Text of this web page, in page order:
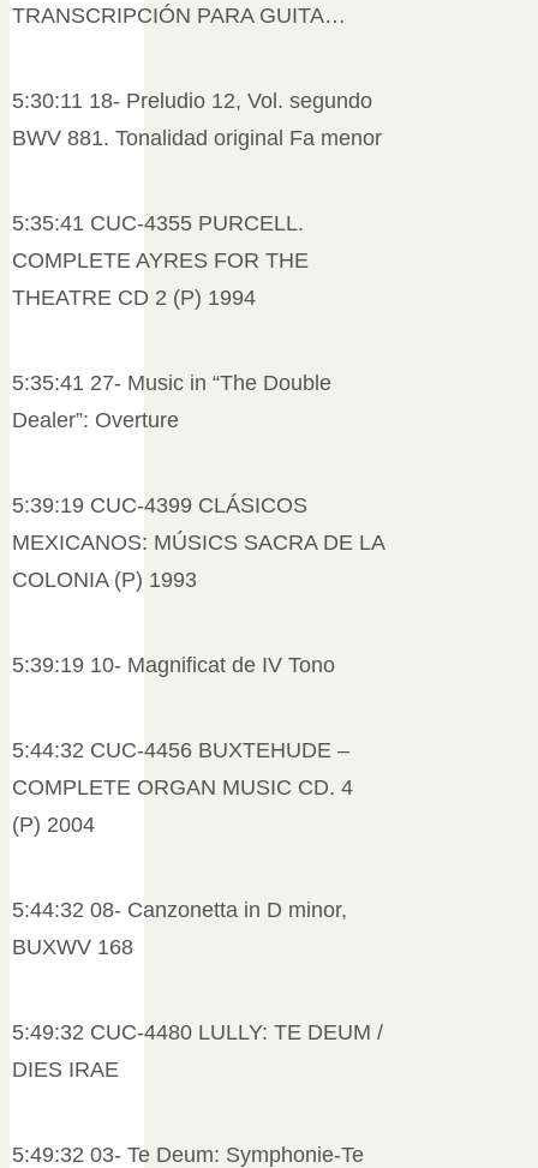
TRANSCRIPCIÓN PARA GUITA…
5:30:11 18- Preludio 12, Vol. segundo
BWV 881. Tonalidad original Fa menor
5:35:41 CUC-4355 PURCELL.
COMPLETE AYRES FOR THE
THEATRE CD 2 (P) 1994
5:35:41 27- Music in “The Double
Dealer”: Overture
5:39:19 CUC-4399 CLÁSICOS
MEXICANOS: MÚSICS SACRA DE LA
COLONIA (P) 1993
5:39:19 10- Magnificat de IV Tono
5:44:32 CUC-4456 BUXTEHUDE –
COMPLETE ORGAN MUSIC CD. 4
(P) 2004
5:44:32 08- Canzonetta in D minor,
BUXWV 168
5:49:32 CUC-4480 LULLY: TE DEUM /
DIES IRAE
5:49:32 03- Te Deum: Symphonie-Te